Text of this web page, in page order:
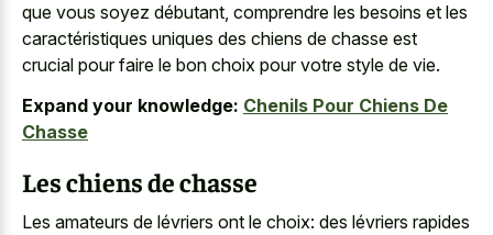
que vous soyez débutant, comprendre les besoins et les
caractéristiques uniques des chiens de chasse est
crucial pour faire le bon choix pour votre style de vie.
Expand your knowledge: Chenils Pour Chiens De
Chasse
Les chiens de chasse
Les amateurs de lévriers ont le choix: des lévriers rapides